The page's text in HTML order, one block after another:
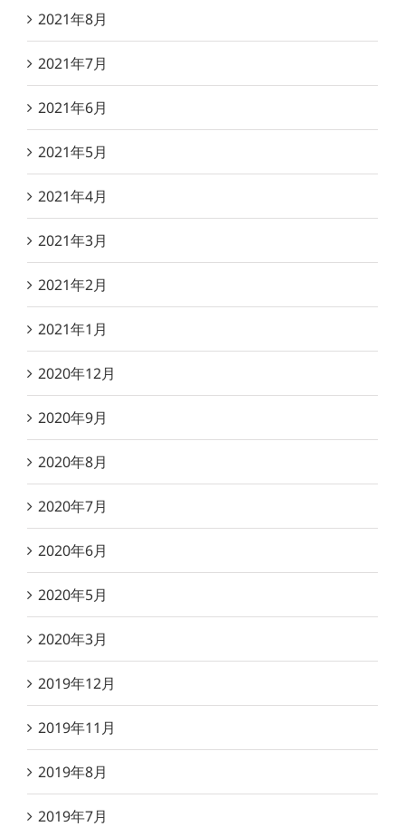
2021年8月
2021年7月
2021年6月
2021年5月
2021年4月
2021年3月
2021年2月
2021年1月
2020年12月
2020年9月
2020年8月
2020年7月
2020年6月
2020年5月
2020年3月
2019年12月
2019年11月
2019年8月
2019年7月